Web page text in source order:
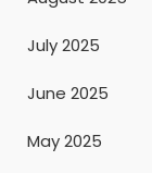
July 2025
June 2025
May 2025